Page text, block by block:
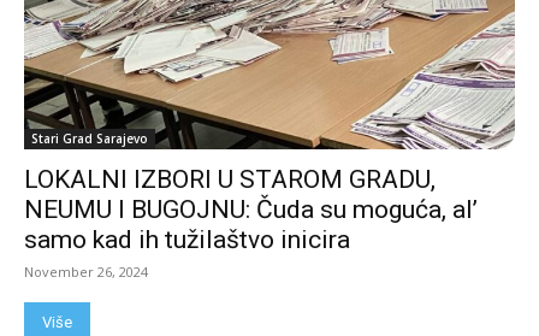
Stari Grad Sarajevo
LOKALNI IZBORI U STAROM GRADU,
NEUMU I BUGOJNU: Čuda su moguća, al’
samo kad ih tužilaštvo inicira
November 26, 2024
Više